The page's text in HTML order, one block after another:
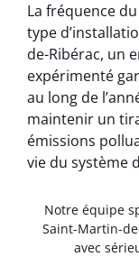
La fréquence
type
de-Ribérac, un
expérimenté
au long de
maintenir un
émissions
vie du système
Notre équipe
Saint-Martin-
avec